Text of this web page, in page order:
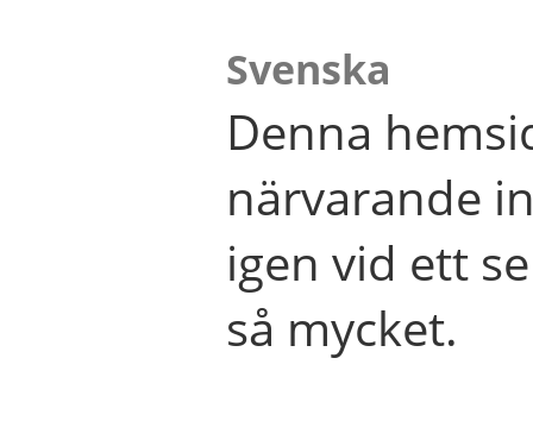
Svenska
Denna
närvarande
igen vid ett
så mycket.